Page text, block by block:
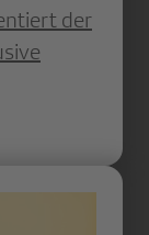
der